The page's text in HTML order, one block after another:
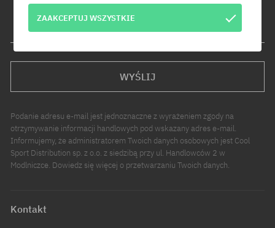
Twój adres e-mail
WYŚLIJ
Podanie adresu e-mail jest jednoznaczne z wyrażeniem zgody na
otrzymywanie informacji handlowych pod wskazany adres e-mail.
Informujemy, że administratorem Twoich danych osobowych jest Cool
Sport Distribution sp. z o.o. z siedzibą przy ul. Handlowców 2 w
Modlniczce. Dowiedz się więcej o przetwarzaniu Twoich danych.
Kontakt
ZAAKCEPTUJ WSZYSTKIE